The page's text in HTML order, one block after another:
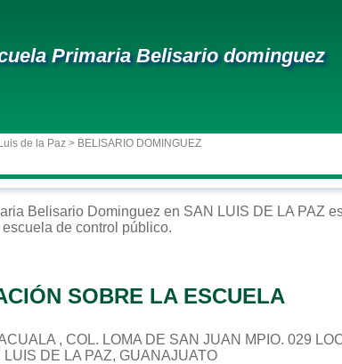
Primaria Belisario dominguez
de la Paz > BELISARIO DOMINGUEZ
Belisario Dominguez en SAN LUIS DE LA PAZ
de control público.
SOBRE LA ESCUELA
, COL. LOMA DE SAN JUAN MPIO. 029
DE LA PAZ, GUANAJUATO